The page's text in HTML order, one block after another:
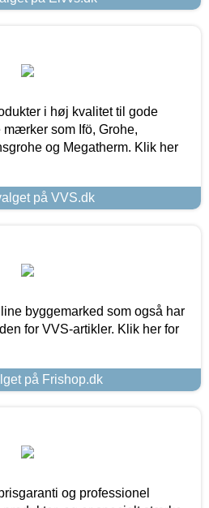
i høj kvalitet til gode
som Ifö, Grohe,
og Megatherm. Klik her
på VVS.dk
byggemarked som også har
for VVS-artikler. Klik her for
på Frishop.dk
og professionel